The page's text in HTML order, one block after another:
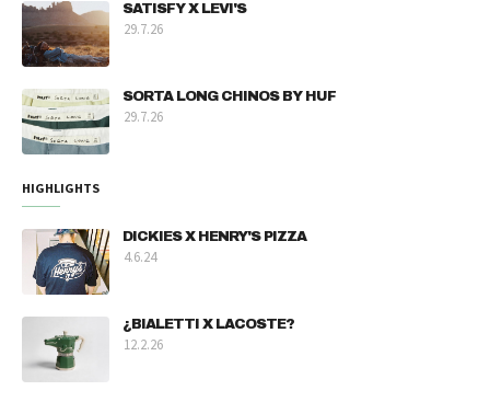
SATISFY X LEVI'S
29.7.26
SORTA LONG CHINOS BY HUF
29.7.26
HIGHLIGHTS
DICKIES X HENRY'S PIZZA
4.6.24
¿BIALETTI X LACOSTE?
12.2.26